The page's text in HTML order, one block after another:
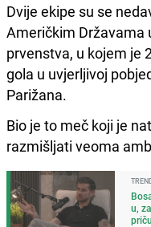
Dvije ekipe su se
Američkim Državama
prvenstva, u kojem je
gola u uvjerljivoj
Parižana.
Bio je to meč koji je
razmišljati veoma
u,
priču